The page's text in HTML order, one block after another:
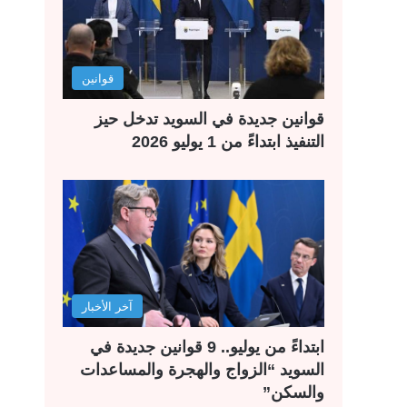
قوانين
قوانين جديدة في السويد تدخل حيز
التنفيذ ابتداءً من 1 يوليو 2026
آخر الأخبار
ابتداءً من يوليو.. 9 قوانين جديدة في
السويد “الزواج والهجرة والمساعدات
والسكن”